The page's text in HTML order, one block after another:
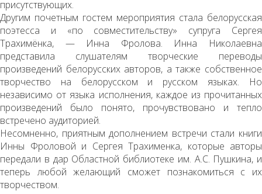
присутствующих.
Другим почетным гостем мероприятия стала белорусская
поэтесса и «по совместительству» супруга Сергея
Трахимёнка, — Инна Фролова. Инна Николаевна
представила слушателям творческие переводы
произведений белорусских авторов, а также собственное
творчество на белорусском и русском языках. Но
независимо от языка исполнения, каждое из прочитанных
произведений было понято, прочувствовано и тепло
встречено аудиторией.
Несомненно, приятным дополнением встречи стали книги
Инны Фроловой и Сергея Трахименка, которые авторы
передали в дар Областной библиотеке им. А.С. Пушкина, и
теперь любой желающий сможет познакомиться с их
творчеством.